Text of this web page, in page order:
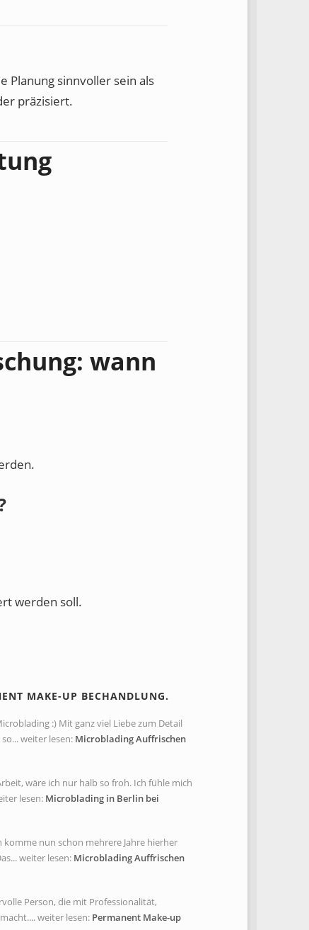
Planung sinnvoller sein als
präzisiert.
wann
werden soll.
MAKE-UP BECHANDLUNG.
:) Mit ganz viel Liebe zum Detail
weiter lesen: Microblading Auffrischen
wäre ich nur halb so froh. Ich fühle mich
lesen: Microblading in Berlin bei
nun schon mehrere Jahre hierher
weiter lesen: Microblading Auffrischen
Person, die mit Professionalität,
weiter lesen: Permanent Make-up